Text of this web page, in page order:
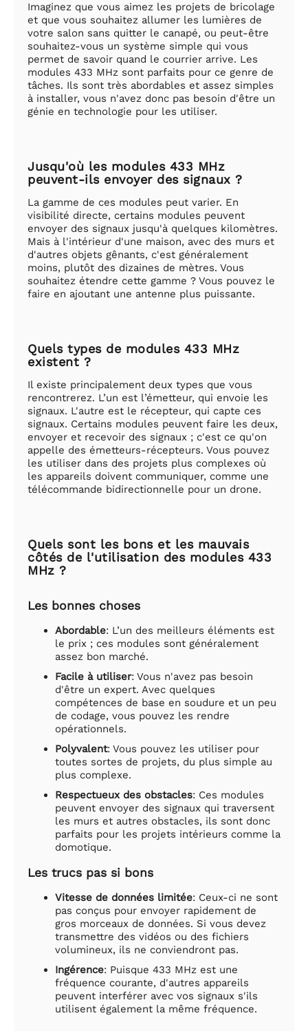
Imaginez que vous aimez les projets de bricolage
et que vous souhaitez allumer les lumières de
votre salon sans quitter le canapé, ou peut-être
souhaitez-vous un système simple qui vous
permet de savoir quand le courrier arrive. Les
modules 433 MHz sont parfaits pour ce genre de
tâches. Ils sont très abordables et assez simples
à installer, vous n'avez donc pas besoin d'être un
génie en technologie pour les utiliser.
Jusqu'où les modules 433 MHz
peuvent-ils envoyer des signaux ?
La gamme de ces modules peut varier. En
visibilité directe, certains modules peuvent
envoyer des signaux jusqu'à quelques kilomètres.
Mais à l'intérieur d'une maison, avec des murs et
d'autres objets gênants, c'est généralement
moins, plutôt des dizaines de mètres. Vous
souhaitez étendre cette gamme ? Vous pouvez le
faire en ajoutant une antenne plus puissante.
Quels types de modules 433 MHz
existent ?
Il existe principalement deux types que vous
rencontrerez. L’un est l’émetteur, qui envoie les
signaux. L'autre est le récepteur, qui capte ces
signaux. Certains modules peuvent faire les deux,
envoyer et recevoir des signaux ; c'est ce qu'on
appelle des émetteurs-récepteurs. Vous pouvez
les utiliser dans des projets plus complexes où
les appareils doivent communiquer, comme une
télécommande bidirectionnelle pour un drone.
Quels sont les bons et les mauvais
côtés de l'utilisation des modules 433
MHz ?
Les bonnes choses
Abordable: L’un des meilleurs éléments est
le prix ; ces modules sont généralement
assez bon marché.
Facile à utiliser: Vous n'avez pas besoin
d'être un expert. Avec quelques
compétences de base en soudure et un peu
de codage, vous pouvez les rendre
opérationnels.
Polyvalent: Vous pouvez les utiliser pour
toutes sortes de projets, du plus simple au
plus complexe.
Respectueux des obstacles: Ces modules
peuvent envoyer des signaux qui traversent
les murs et autres obstacles, ils sont donc
parfaits pour les projets intérieurs comme la
domotique.
Les trucs pas si bons
Vitesse de données limitée: Ceux-ci ne sont
pas conçus pour envoyer rapidement de
gros morceaux de données. Si vous devez
transmettre des vidéos ou des fichiers
volumineux, ils ne conviendront pas.
Ingérence: Puisque 433 MHz est une
fréquence courante, d'autres appareils
peuvent interférer avec vos signaux s'ils
utilisent également la même fréquence.